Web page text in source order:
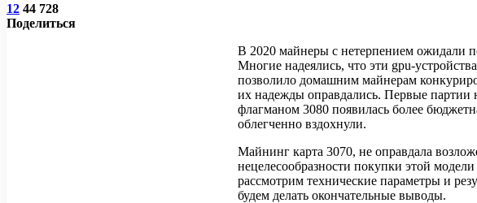
12 44 728
Поделиться
В 2020 майнеры с нетерпением ожидали
Многие надеялись, что эти gpu-
позволило домашним майнерам
их надежды оправдались. Первые партии
флагманом 3080 появилась более
облегченно вздохнули.
Майнинг карта 3070, не оправдала
нецелесообразности покупки этой
рассмотрим технические параметры и
будем делать окончательные выводы.